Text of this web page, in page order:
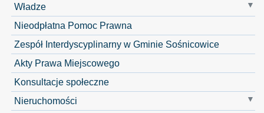
Władze
Nieodpłatna Pomoc Prawna
Zespół Interdyscyplinarny w Gminie Sośnicowice
Akty Prawa Miejscowego
Konsultacje społeczne
Nieruchomości